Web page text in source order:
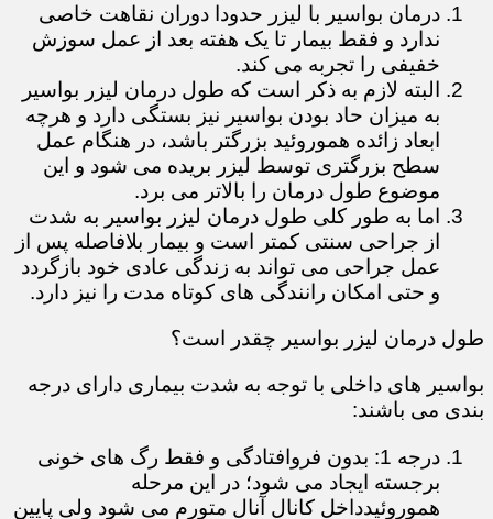
درمان بواسیر با لیزر حدودا دوران نقاهت خاصی
ندارد و فقط بیمار تا یک هفته بعد از عمل سوزش
خفیفی را تجربه می کند.
البته لازم به ذکر است که طول درمان لیزر بواسیر
به میزان حاد بودن بواسیر نیز بستگی دارد و هرچه
ابعاد زائده هموروئید بزرگتر باشد، در هنگام عمل
سطح بزرگتری توسط لیزر بریده می شود و این
موضوع طول درمان را بالاتر می برد.
اما به طور کلی طول درمان لیزر بواسیر به شدت
از جراحی سنتی کمتر است و بیمار بلافاصله پس از
عمل جراحی می تواند به زندگی عادی خود بازگردد
و حتی امکان رانندگی های کوتاه مدت را نیز دارد.
طول درمان لیزر بواسیر چقدر است؟
بواسیر های داخلی با توجه به شدت بیماری دارای درجه
بندی می باشند:
درجه 1: بدون فروافتادگی و فقط رگ های خونی
برجسته ایجاد می شود؛ در این مرحله
هموروئیدداخل کانال آنال متورم می شود ولی پایین